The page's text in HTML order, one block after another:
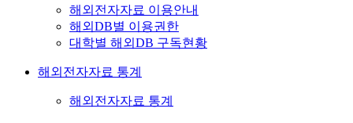
해외전자자료 이용안내
해외DB별 이용권한
대학별 해외DB 구독현황
해외전자자료 통계
해외전자자료 통계